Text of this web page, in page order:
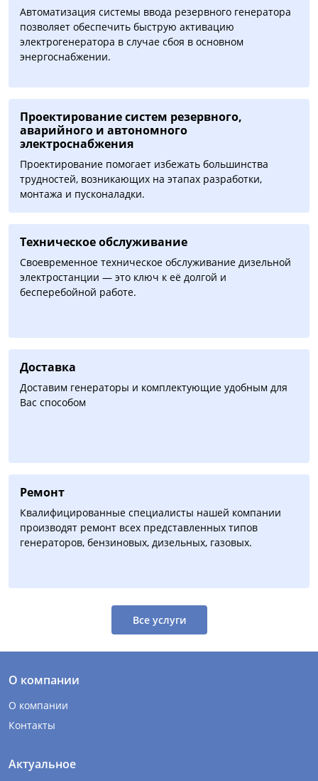
Автоматизация системы ввода резервного генератора
позволяет обеспечить быструю активацию
электрогенератора в случае сбоя в основном
энергоснабжении.
Проектирование систем резервного,
аварийного и автономного
электроснабжения
Проектирование помогает избежать большинства
трудностей, возникающих на этапах разработки,
монтажа и пусконаладки.
Техническое обслуживание
Своевременное техническое обслуживание дизельной
электростанции — это ключ к её долгой и
бесперебойной работе.
Доставка
Доставим генераторы и комплектующие удобным для
Вас способом
Ремонт
Квалифицированные специалисты нашей компании
производят ремонт всех представленных типов
генераторов, бензиновых, дизельных, газовых.
Все услуги
О компании
О компании
Контакты
Актуальное